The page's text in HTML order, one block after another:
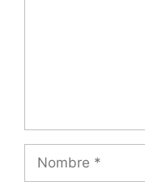
Nombre